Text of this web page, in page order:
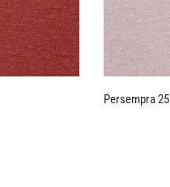
Persempra 25